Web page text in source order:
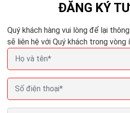
ĐĂNG KÝ
Quý khách hàng vui lòng để lại
sẽ liên hệ với Quý khách trong vòng